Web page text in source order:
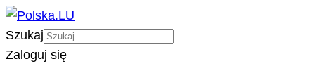
Szukaj
Zaloguj się